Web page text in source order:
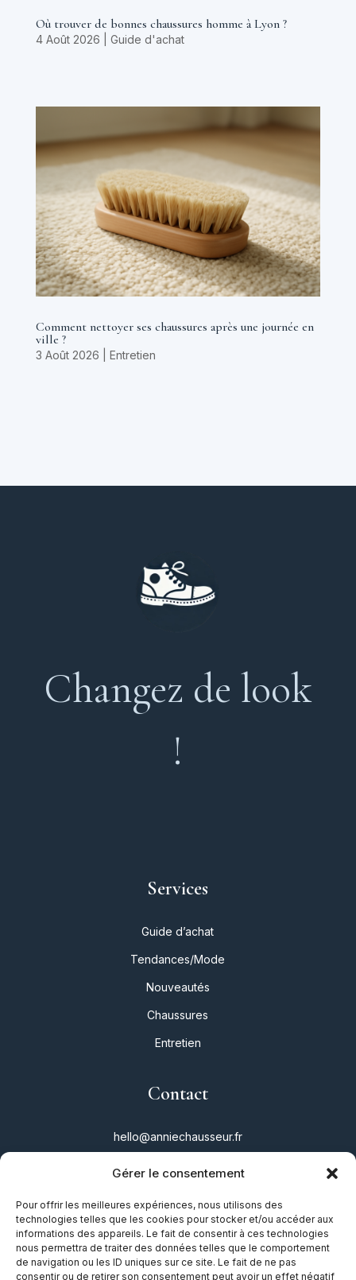
Gérer le consentement
Pour offrir les meilleures expériences, nous utilisons des
technologies telles que les cookies pour stocker et/ou accéder aux
informations des appareils. Le fait de consentir à ces technologies
nous permettra de traiter des données telles que le comportement
de navigation ou les ID uniques sur ce site. Le fait de ne pas
consentir ou de retirer son consentement peut avoir un effet négatif
Où trouver de bonnes chaussures homme à Lyon ?
4 Août 2026 Guide d'achat
Comment nettoyer ses chaussures après une journée en
ville ?
3 Août 2026 Entretien
Changez de look
!
Services
Guide d’achat
Tendances/Mode
Nouveautés
Chaussures
Entretien
Contact
hello@anniechausseur.fr
Instagram
Twitter